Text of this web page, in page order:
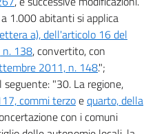
1.000 abitanti si applica
a), dell'articolo 16 del
138, convertito, con
2011, n. 148.";
"30. La regione,
commi terzoequarto, della
con i comuni